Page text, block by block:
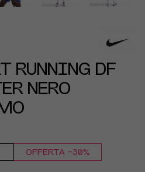
RUNNING DF
NERO
OFFERTA -30%